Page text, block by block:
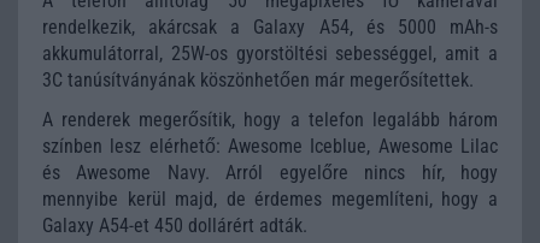
rendelkezik, akárcsak a Galaxy A54, és 5000 mAh-s
akkumulátorral, 25W-os gyorstöltési sebességgel, amit a
3C tanúsítványának köszönhetően már megerősítettek.
A renderek megerősítik, hogy a telefon legalább három
színben lesz elérhető: Awesome Iceblue, Awesome Lilac
és Awesome Navy.
Arról egyelőre nincs hír, hogy
mennyibe kerül majd, de érdemes megemlíteni, hogy a
Galaxy A54-et 450 dollárért adták.